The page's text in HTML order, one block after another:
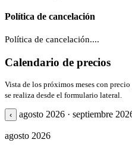
Política de cancelación
Política de cancelación....
Calendario de precios
Vista de los próximos meses con
se realiza desde el formulario lateral.
‹ agosto 2026 · septiembre
agosto 2026